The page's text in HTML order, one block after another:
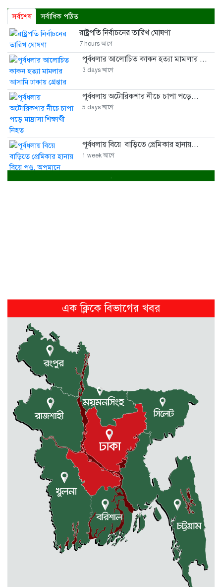
সর্বশেষ সর্বাধিক পঠিত
রাষ্ট্রপতি নির্বাচনের তারিখ ঘোষণা
7 hours আগে
পূর্বধলার আলোচিত কাকন হত্যা মামলার ...
3 days আগে
পূর্বধলায় অটোরিকশার নীচে চাপা পড়ে...
5 days আগে
পূর্বধলায় বিয়ে বাড়িতে প্রেমিকার হানায়...
1 week আগে
নেত্রকোনায় নিজ বসত ঘরে গলা...
ফ্যাসিস্টের দোসর চুপ্পুকে গ্রেফতার করে...
2 weeks আগে
গৌরীপুরের কালীপুর ছোট তরফ
জমিদারবাড়ির...
2 weeks আগে
.
এক ক্লিকে বিভাগের খবর